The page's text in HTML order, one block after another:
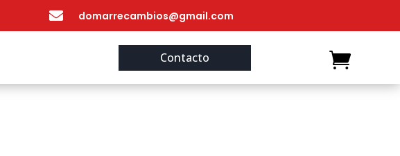
 domarrecambios@gmail.com
Contacto